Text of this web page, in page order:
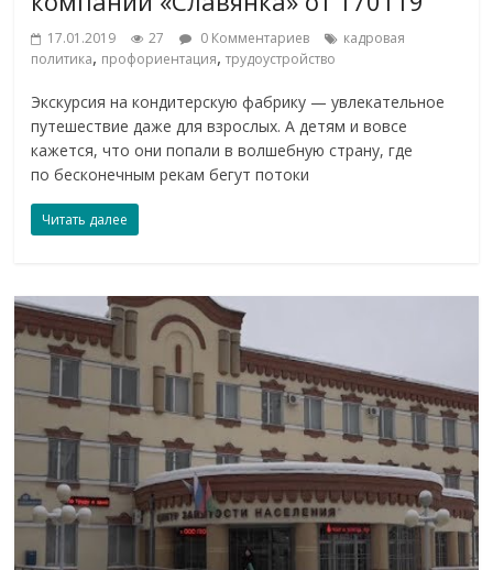
17.01.2019 27 0 Комментариев
кадровая
политика, профориентация,трудоустройство
Экскурсия на кондитерскую фабрику — увлекательное
путешествие даже для взрослых. А детям и вовсе
кажется, что они попали в волшебную страну, где
по бесконечным рекам бегут потоки
Читать далее